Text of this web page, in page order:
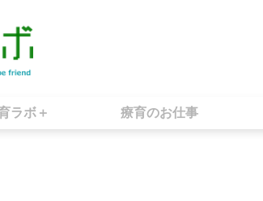
ラボ＋ 療育のお仕事